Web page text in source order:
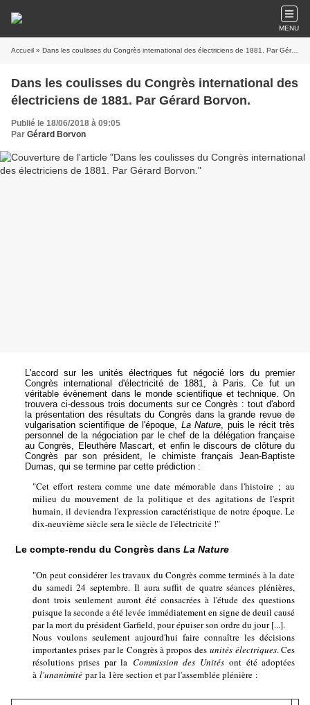
MENU
Accueil » Dans les coulisses du Congrès international des électriciens de 1881. Par Gérard Borvon.
Dans les coulisses du Congrès international des
électriciens de 1881. Par Gérard Borvon.
Publié le 18/06/2018 à 09:05
Par Gérard Borvon
L'accord sur les unités électriques fut négocié lors du premier
Congrès international d'électricité de 1881, à Paris. Ce fut un
véritable évènement dans le monde scientifique et technique. On
trouvera ci-dessous trois documents sur ce Congrès : tout d'abord
la présentation des résultats du Congrès dans la grande revue de
vulgarisation scientifique de l'époque, La Nature, puis le récit très
personnel de la négociation par le chef de la délégation française
au Congrès, Eleuthère Mascart, et enfin le discours de clôture du
Congrès par son président, le chimiste français Jean-Baptiste
Dumas, qui se termine par cette prédiction :
"Cet effort restera comme une date mémorable dans l'histoire ; au
milieu du mouvement de la politique et des agitations de l'esprit
humain, il deviendra l'expression caractéristique de notre époque. Le
dix-neuvième siècle sera le siècle de l'électricité !"
Le compte-rendu du Congrès dans La Nature
"On peut considérer les travaux du Congrès comme terminés à la date
du samedi 24 septembre. Il aura suffit de quatre séances plénières,
dont trois seulement auront été consacrées à l'étude des questions
puisque la seconde a été levée immédiatement en signe de deuil causé
par la mort du président Garfield, pour épuiser son ordre du jour [...].
Nous voulons seulement aujourd'hui faire connaître les décisions
importantes prises par le Congrès à propos des unités électriques. Ces
résolutions prises par la Commission des Unités ont été adoptées
à l'unanimité par la 1ère section et par l'assemblée plénière :